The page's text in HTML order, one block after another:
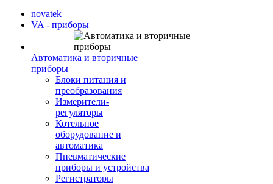
novatek
VA - приборы
Автоматика и вторичные
приборы
Блоки питания и
преобразования
Измерители-
регуляторы
Котельное
оборудование и
автоматика
Пневматические
приборы и устройства
Регистраторы